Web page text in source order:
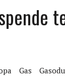
BARINAS: ADOLESCENTE
CONMOCIÓN EN
BOMBEROS DE CARACAS
Gas